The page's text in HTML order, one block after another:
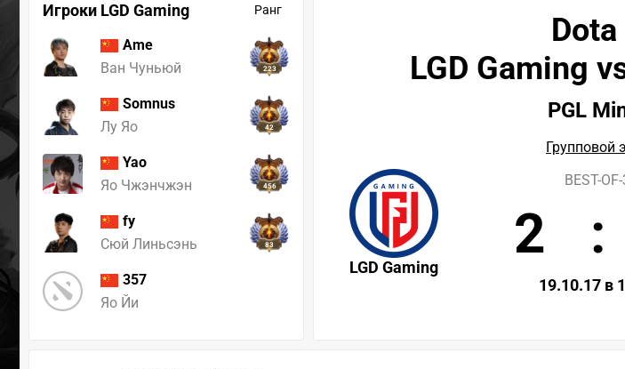
Игроки LGD Gaming Ранг
Ame
Ван Чуньюй
223
Somnus
Лу Яо
42
Yao
Яо Чжэнчжэн
456
fy
Сюй Линьсэнь
83
357
Яо Йи
Dota
LGD Gaming
PGL
Групповой
LGD Gaming
BEST-
2 :
19.10.17 в